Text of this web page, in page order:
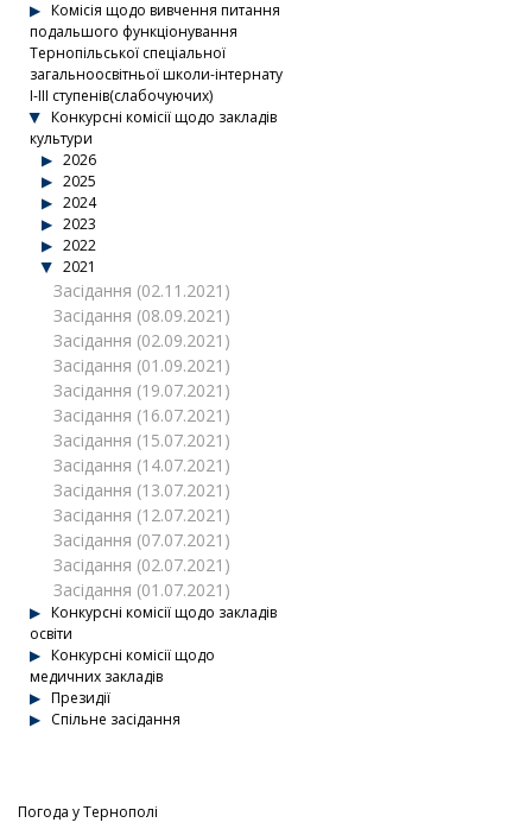
Комісія щодо вивчення питання
подальшого функціонування
Тернопільської спеціальної
загальноосвітньої школи-інтернату
І-ІІІ ступенів(слабочуючих)
Конкурсні комісії щодо закладів
культури
2026
2025
2024
2023
2022
2021
Засідання (02.11.2021)
Засідання (08.09.2021)
Засідання (02.09.2021)
Засідання (01.09.2021)
Засідання (19.07.2021)
Засідання (16.07.2021)
Засідання (15.07.2021)
Засідання (14.07.2021)
Засідання (13.07.2021)
Засідання (12.07.2021)
Засідання (07.07.2021)
Засідання (02.07.2021)
Засідання (01.07.2021)
Конкурсні комісії щодо закладів
освіти
Конкурсні комісії щодо
медичних закладів
Президії
Спільне засідання
Погода уТернополі